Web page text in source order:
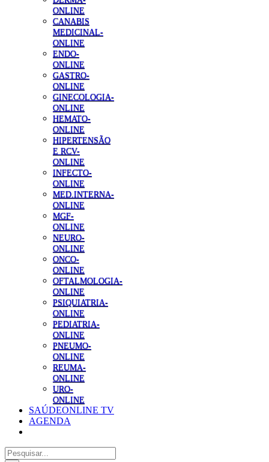
ONLINE
CANABIS
MEDICINAL-
ONLINE
ENDO-
ONLINE
GASTRO-
ONLINE
GINECOLOGIA-
ONLINE
HEMATO-
ONLINE
HIPERTENSÃO
E RCV-
ONLINE
INFECTO-
ONLINE
MED.INTERNA-
ONLINE
MGF-
ONLINE
NEURO-
ONLINE
ONCO-
ONLINE
OFTALMOLOGIA-
ONLINE
PSIQUIATRIA-
ONLINE
PEDIATRIA-
ONLINE
PNEUMO-
ONLINE
REUMA-
ONLINE
URO-
ONLINE
SAÚDEONLINE TV
AGENDA
Pesquisar